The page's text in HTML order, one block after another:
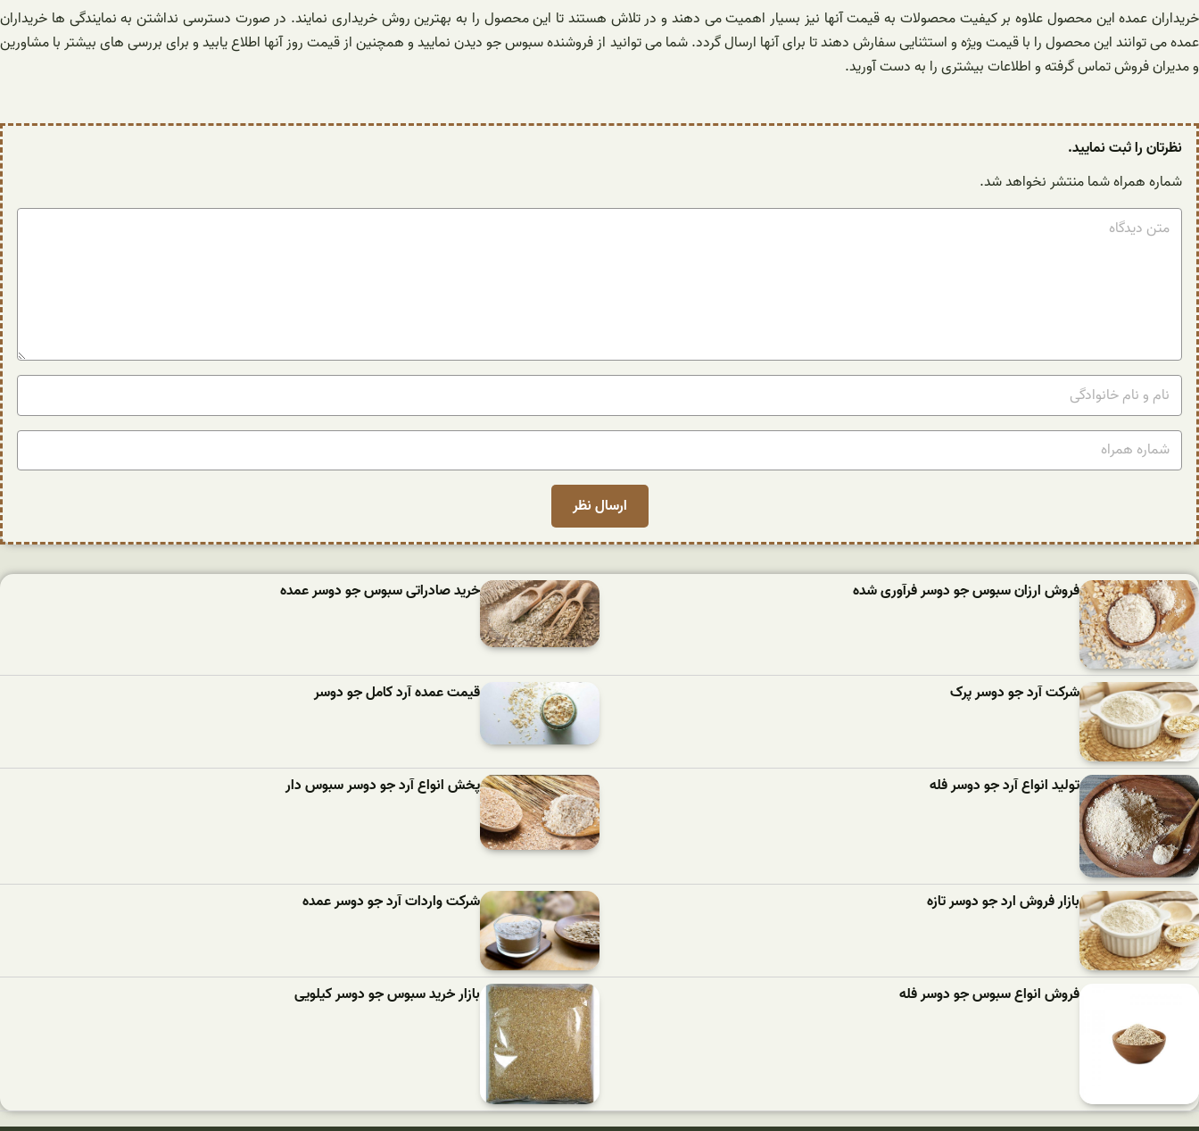
خریداران عمده این محصول علاوه بر کیفیت محصولات به قیمت آنها نیز بسیار اهمیت می دهند و در تلاش هستند تا این محصول را به بهترین روش خریداری نمایند. در صورت دسترسی نداشتن به نمایندگی ها خریداران
عمده می توانند این محصول را با قیمت ویژه و استثنایی سفارش دهند تا برای آنها ارسال گردد. شما می توانید از فروشنده سبوس جو دیدن نمایید و همچنین از قیمت روز آنها اطلاع یابید و برای بررسی های بیشتر با مشاورین
و مدیران فروش تماس گرفته و اطلاعات بیشتری را به دست آورید.
نظرتان را ثبت نمایید.
شماره همراه شما منتشر نخواهد شد.
فروش ارزان سبوس جو دوسر فرآوری شده خرید صادراتی سبوس جو دوسر عمده
شرکت آرد جو دوسر پرک قیمت عمده آرد کامل جو دوسر
تولید انواع آرد جو دوسر فله پخش انواع آرد جو دوسر سبوس دار
بازار فروش ارد جو دوسر تازه شرکت واردات آرد جو دوسر عمده
فروش انواع سبوس جو دوسر فله بازار خرید سبوس جو دوسر کیلویی